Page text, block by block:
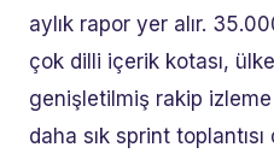
aylık rapor yer alır.
çok dilli içerik kotası,
genişletilmiş rakip
daha sık sprint